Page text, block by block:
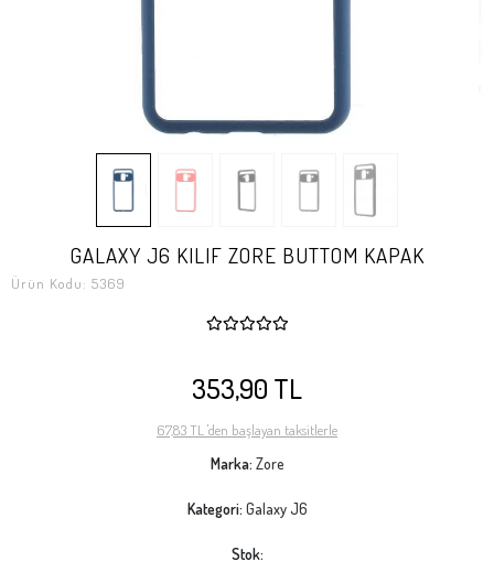
GALAXY J6 KILIF ZORE BUTTOM KAPAK
Ürün Kodu: 5369
353,90 TL
67,83 TL 'den başlayan taksitlerle
Marka: Zore
Kategori: Galaxy J6
Stok: